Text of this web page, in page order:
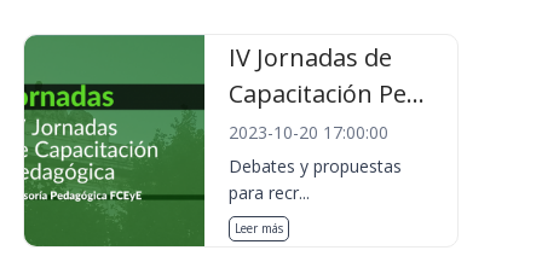
IV Jornadas de
Capacitación Pe...
2023-10-20 17:00:00
Debates y propuestas
para recr...
Leer más